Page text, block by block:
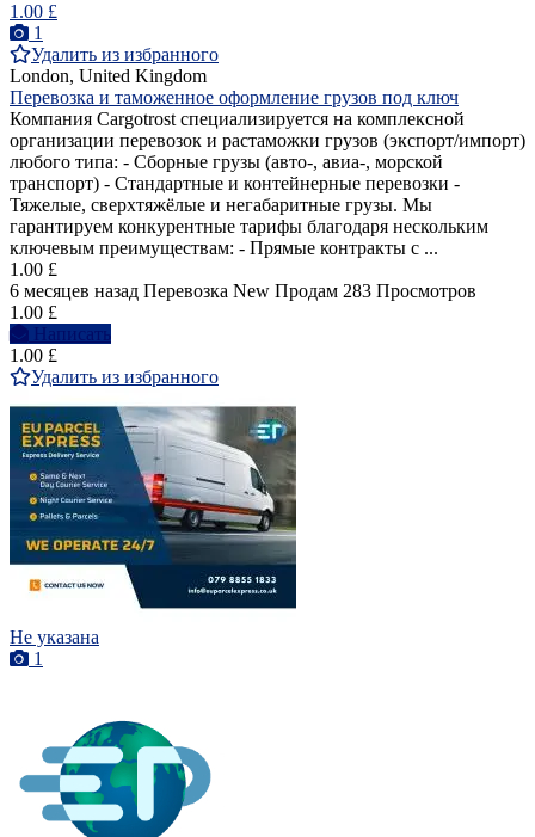
1.00 £
1
Удалить из избранного
London, United Kingdom
Перевозка и таможенное оформление грузов под ключ
Компания Cargotrost специализируется на комплексной
организации перевозок и растаможки грузов (экспорт/импорт)
любого типа: - Сборные грузы (авто-, авиа-, морской
транспорт) - Стандартные и контейнерные перевозки -
Тяжелые, сверхтяжёлые и негабаритные грузы. Мы
гарантируем конкурентные тарифы благодаря нескольким
ключевым преимуществам: - Прямые контракты с ...
1.00 £
6 месяцев назад Перевозка New Продам 283 Просмотров
1.00 £
Написать
1.00 £
Удалить из избранного
Не указана
1